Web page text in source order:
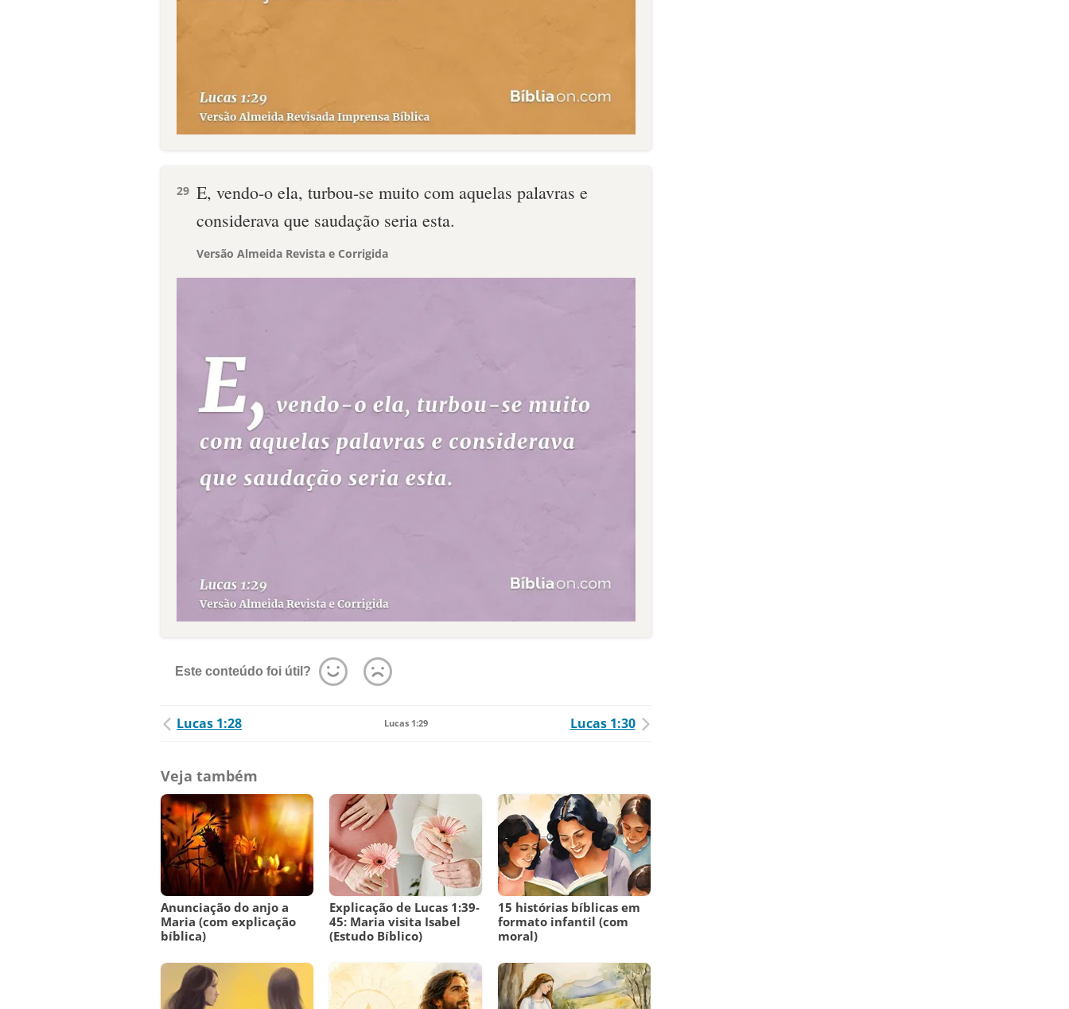
29 E, vendo-o ela, turbou-se muito com aquelas palavras e
considerava que saudação seria esta.
Versão Almeida Revista e Corrigida
Este conteúdo foi útil?
Lucas 1:28 Lucas 1:29 Lucas 1:30
Veja também
Anunciação do anjo a
Maria (com explicação
bíblica)
Explicação de Lucas 1:39-
45: Maria visita Isabel
(Estudo Bíblico)
15 histórias bíblicas em
formato infantil (com
moral)